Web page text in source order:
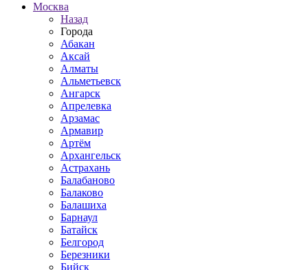
Москва
Назад
Города
Абакан
Аксай
Алматы
Альметьевск
Ангарск
Апрелевка
Арзамас
Армавир
Артём
Архангельск
Астрахань
Балабаново
Балаково
Балашиха
Барнаул
Батайск
Белгород
Березники
Бийск